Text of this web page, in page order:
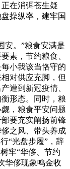
在消弭苍生疑
操纵率，建牢国
。”粮食安满是
素，节约粮食、
小我该当恪守的
对供应充脚，但
遭到新冠疫情、
形态。同时，粮
，粮食平安问题
要充实阐扬前锋
之风、带头养成
“光盘步履”，辞
牢“华侈、节约
华侈现象鸣金收